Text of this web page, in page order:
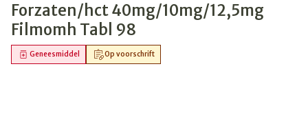
Forzaten/hct 40mg/10mg/12,5mg
Filmomh Tabl 98
Op voorschrift
Geneesmiddel